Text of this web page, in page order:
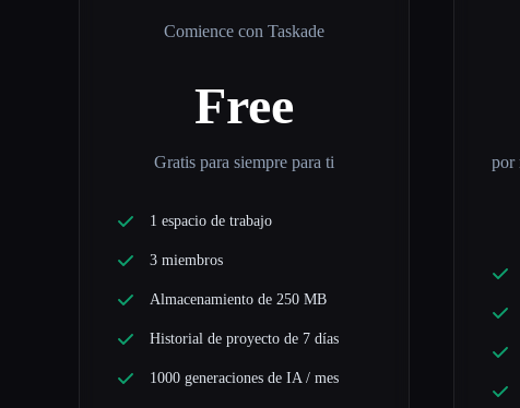
Comience con Taskade
Free
Gratis para siempre para ti
1 espacio de trabajo
3 miembros
Almacenamiento de 250 MB
Historial de proyecto de 7 días
1000 generaciones de IA / mes
por